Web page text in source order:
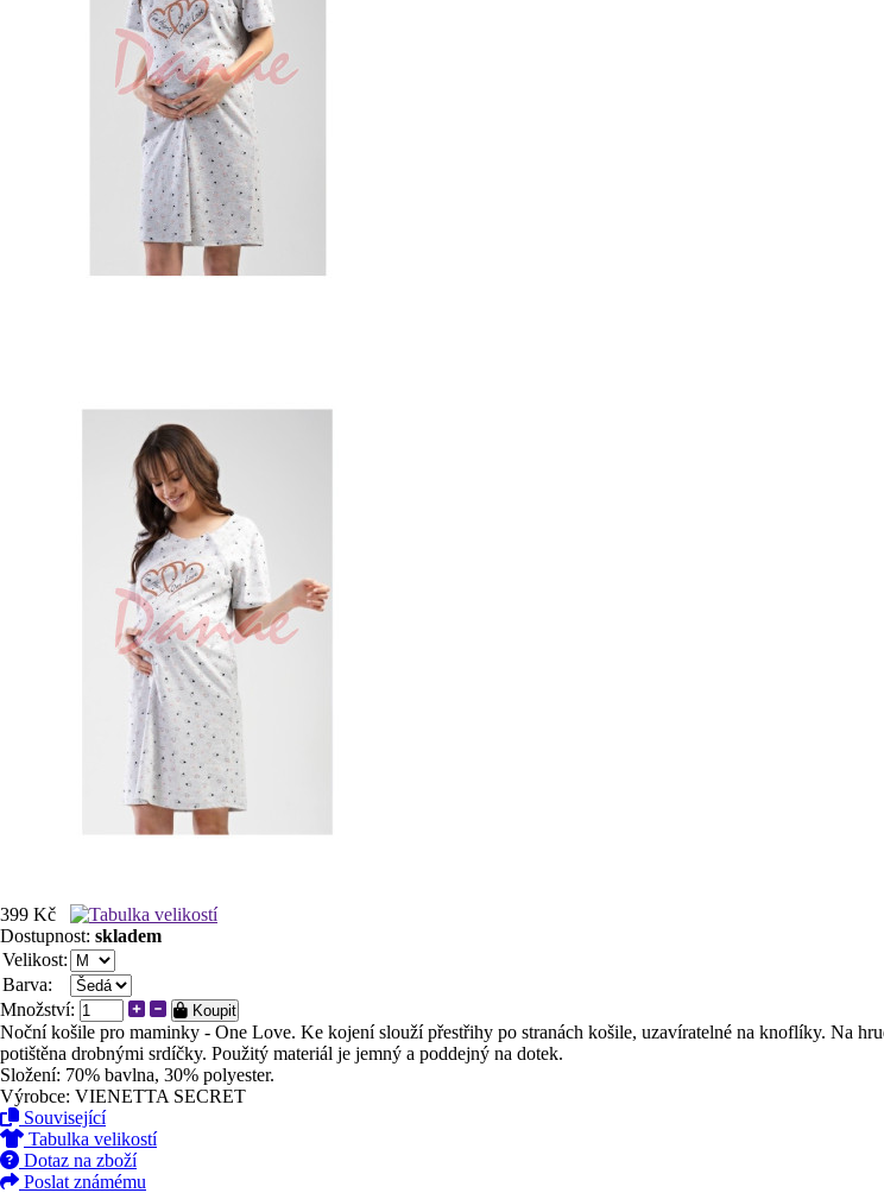
399 Kč
Dostupnost: skladem
Velikost:
Barva:
Množství:
Koupit
Noční košile pro maminky - One Love. Ke kojení slouží přestřihy po stranách košile, uzavíratelné na knoflíky. Na
potištěna drobnými srdíčky. Použitý materiál je jemný a poddejný na dotek.
Složení: 70% bavlna, 30% polyester.
Výrobce: VIENETTA SECRET
Související
Tabulka velikostí
Dotaz na zboží
Poslat známému